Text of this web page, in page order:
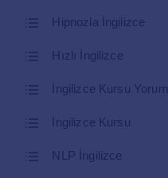
Hipnozla İngilizce
Hızlı İngilizce
İngilizce Kursu Yorum
İngilizce Kursu
NLP İngilizce